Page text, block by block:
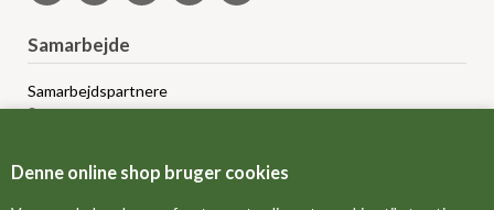
Denne online shop bruger cookies
Samarbejde
Samarbejdspartnere
Sponsorprogram
Grossistsalg